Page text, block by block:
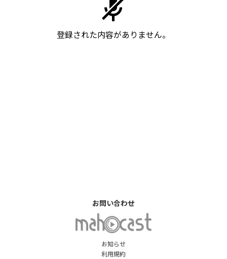
登録された内容がありません。
お知らせ
利用規約
お問い合わせ